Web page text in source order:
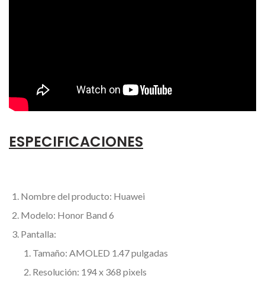
ESPECIFICACIONES
Nombre del producto: Huawei
Modelo: Honor Band 6
Pantalla:
Tamaño: AMOLED 1.47 pulgadas
Resolución: 194 x 368 pixels